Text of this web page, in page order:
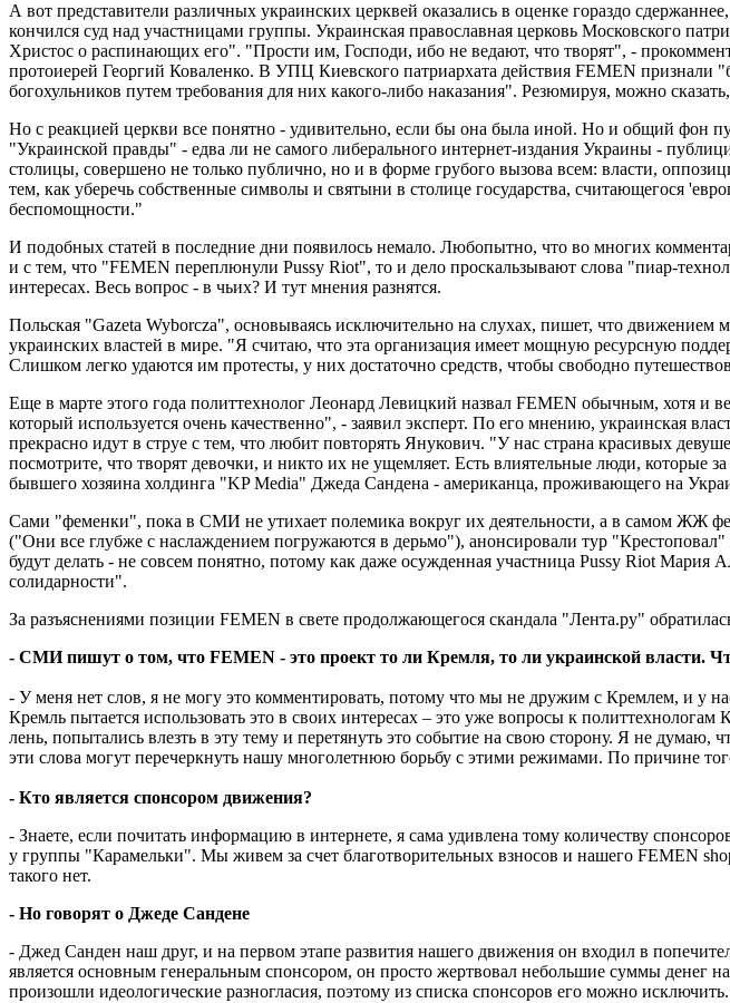
А вот представители различных украинских церквей оказались в оценке гораздо
кончился суд над участницами группы. Украинская православная церковь Московского
Христос о распинающих его". "Прости им, Господи, ибо не ведают, что творят", -
протоиерей Георгий Коваленко. В УПЦ Киевского патриархата действия FEMEN признали
богохульников путем требования для них какого-либо наказания". Резюмируя, можно
Но с реакцией церкви все понятно - удивительно, если бы она была иной. Но и общий
"Украинской правды" - едва ли не самого либерального интернет-издания Украины -
столицы, совершено не только публично, но и в форме грубого вызова всем: власти,
тем, как уберечь собственные символы и святыни в столице государства, считающегося
беспомощности."
И подобных статей в последние дни появилось немало. Любопытно, что во многих
и с тем, что "FEMEN переплюнули Pussy Riot", то и дело проскальзывают слова "пиар-
интересах. Весь вопрос - в чьих? И тут мнения разнятся.
Польская "Gazeta Wyborcza", основываясь исключительно на слухах, пишет, что
украинских властей в мире. "Я считаю, что эта организация имеет мощную ресурсную
Слишком легко удаются им протесты, у них достаточно средств, чтобы свободно
Еще в марте этого года политтехнолог Леонард Левицкий назвал FEMEN обычным, хотя и
который используется очень качественно", - заявил эксперт. По его мнению, украинская
прекрасно идут в струе с тем, что любит повторять Янукович. "У нас страна красивых
посмотрите, что творят девочки, и никто их не ущемляет. Есть влиятельные люди,
бывшего хозяина холдинга "KP Media" Джеда Сандена - американца, проживающего на
Сами "феменки", пока в СМИ не утихает полемика вокруг их деятельности, а в самом ЖЖ
("Они все глубже с наслаждением погружаются в дерьмо"), анонсировали тур
будут делать - не совсем понятно, потому как даже осужденная участница Pussy Riot Мария
солидарности".
За разъяснениями позиции FEMEN в свете продолжающегося скандала "Лента.ру"
- СМИ пишут о том, что FEMEN - это проект то ли Кремля, то ли украинской власти.
- У меня нет слов, я не могу это комментировать, потому что мы не дружим с Кремлем, и у
Кремль пытается использовать это в своих интересах – это уже вопросы к
лень, попытались влезть в эту тему и перетянуть это событие на свою сторону. Я не думаю,
эти слова могут перечеркнуть нашу многолетнюю борьбу с этими режимами. По причине
- Кто является спонсором движения?
- Знаете, если почитать информацию в интернете, я сама удивлена тому количеству
у группы "Карамельки". Мы живем за счет благотворительных взносов и нашего FEMEN
такого нет.
- Но говорят о Джеде Сандене
- Джед Санден наш друг, и на первом этапе развития нашего движения он входил в
является основным генеральным спонсором, он просто жертвовал небольшие суммы денег
произошли идеологические разногласия, поэтому из списка спонсоров его можно исключить.